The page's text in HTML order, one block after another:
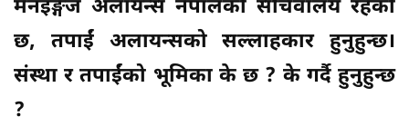
मेनइङ्गेज अलायन्स नेपालको सचिवालय रहेको
छ, तपाईं अलायन्सको सल्लाहकार हुनुहुन्छ।
संस्था र तपाईंको भूमिका के छ ? के गर्दै हुनुहुन्छ
?